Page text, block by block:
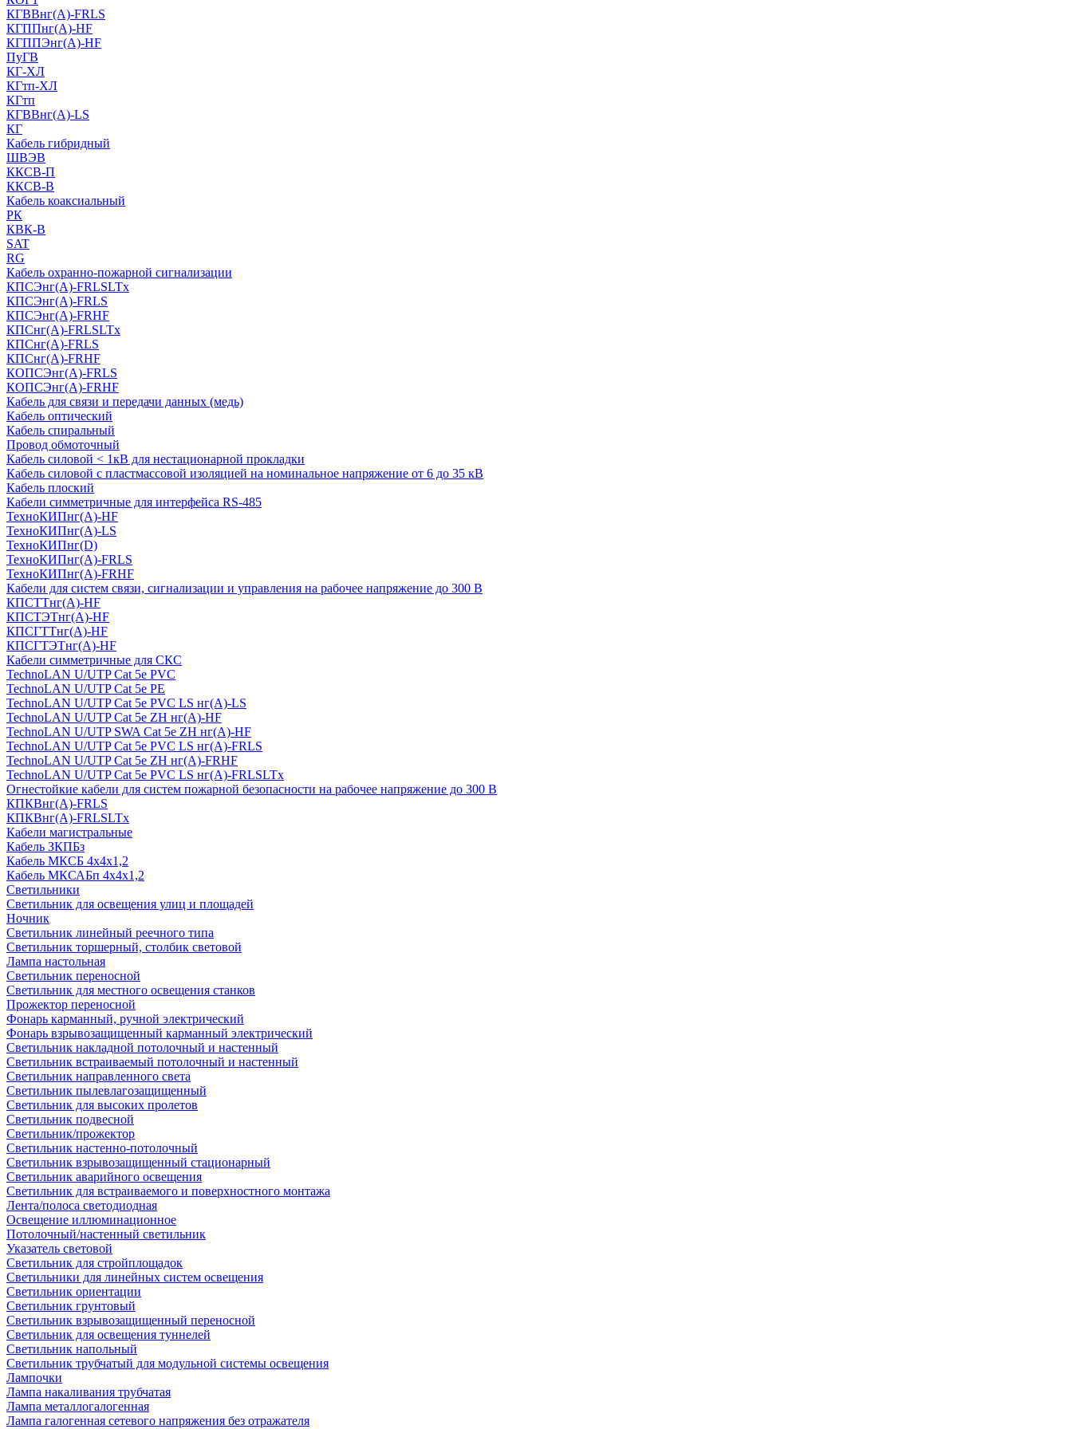
КГВВнг(А)-FRLS
КГППнг(A)-HF
КГППЭнг(A)-HF
ПуГВ
КГ-ХЛ
КГтп-ХЛ
КГтп
КГВВнг(А)-LS
КГ
Кабель гибридный
ШВЭВ
ККСВ-П
ККСВ-В
Кабель коаксиальный
РК
КВК-В
SAT
RG
Кабель охранно-пожарной сигнализации
КПСЭнг(А)-FRLSLTx
КПСЭнг(А)-FRLS
КПСЭнг(А)-FRHF
КПСнг(А)-FRLSLTx
КПСнг(А)-FRLS
КПСнг(А)-FRHF
КОПСЭнг(А)-FRLS
КОПСЭнг(А)-FRHF
Кабель для связи и передачи данных (медь)
Кабель оптический
Кабель спиральный
Провод обмоточный
Кабель силовой < 1кВ для нестационарной прокладки
Кабель силовой с пластмассовой изоляцией на номинальное напряжение от 6 до 35 кВ
Кабель плоский
Кабели симметричные для интерфейса RS-485
ТеxноКИПнг(A)-HF
ТеxноКИПнг(A)-LS
ТеxноКИПнг(D)
ТехноКИПнг(A)-FRLS
ТехноКИПнг(A)-FRHF
Кабели для систем связи, сигнализации и управления на рабочее напряжение до 300 В
КПСТТнг(A)-HF
КПСТЭТнг(A)-HF
КПСГТТнг(A)-HF
КПСГТЭТнг(A)-HF
Кабели симметричные для СКС
TechnoLAN U/UTP Cat 5e PVC
TechnoLAN U/UTP Cat 5e PE
TechnoLAN U/UTP Cat 5e PVC LS нг(A)-LS
TechnoLAN U/UTP Cat 5e ZH нг(A)-HF
TechnoLAN U/UTP SWA Cat 5e ZH нг(A)-HF
TechnoLAN U/UTP Cat 5e PVC LS нг(A)-FRLS
TechnoLAN U/UTP Cat 5e ZH нг(A)-FRHF
TechnoLAN U/UTP Cat 5e PVC LS нг(A)-FRLSLTx
Огнестойкие кабели для систем пожарной безопасности на рабочее напряжение до 300 В
КПКВнг(A)-FRLS
КПКВнг(A)-FRLSLTx
Кабели магистральные
Кабель ЗКПБз
Кабель МКСБ 4х4х1,2
Кабель МКСАБп 4х4х1,2
Светильники
Светильник для освещения улиц и площадей
Ночник
Светильник линейный реечного типа
Светильник торшерный, столбик световой
Лампа настольная
Светильник переносной
Светильник для местного освещения станков
Прожектор переносной
Фонарь карманный, ручной электрический
Фонарь взрывозащищенный карманный электрический
Светильник накладной потолочный и настенный
Светильник встраиваемый потолочный и настенный
Светильник направленного света
Светильник пылевлагозащищенный
Светильник для высоких пролетов
Светильник подвесной
Светильник/прожектор
Светильник настенно-потолочный
Светильник взрывозащищенный стационарный
Светильник аварийного освещения
Светильник для встраиваемого и поверхностного монтажа
Лента/полоса светодиодная
Освещение иллюминационное
Потолочный/настенный светильник
Указатель световой
Светильник для стройплощадок
Светильники для линейных систем освещения
Светильник ориентации
Светильник грунтовый
Светильник взрывозащищенный переносной
Светильник для освещения туннелей
Светильник напольный
Светильник трубчатый для модульной системы освещения
Лампочки
Лампа накаливания трубчатая
Лампа металлогалогенная
Лампа галогенная сетевого напряжения без отражателя